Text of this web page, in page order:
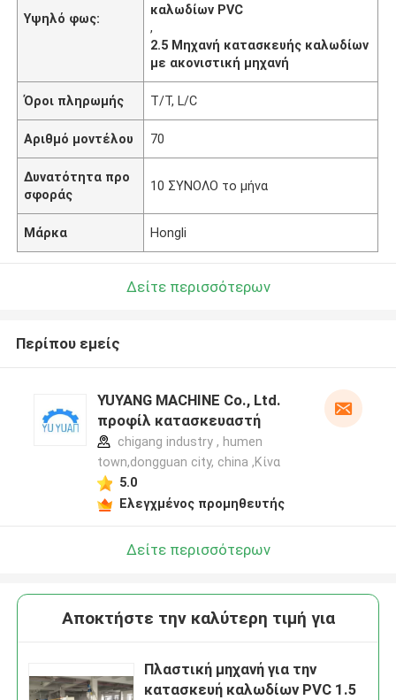
Υψηλό φως:
καλωδίων PVC
,
2.5 Μηχανή κατασκευής καλωδίων
με ακονιστική μηχανή
Όροι πληρωμής T/T, L/C
Αριθμό μοντέλου 70
Δυνατότητα προ
σφοράς
10 ΣΥΝΟΛΟ το μήνα
Μάρκα Hongli
Δείτε περισσότερων
Περίπου εμείς
YUYANG MACHINE Co., Ltd.
προφίλ κατασκευαστή
chigang industry , humen
town,dongguan city, china ,Κίνα
5.0
Ελεγχμένος προμηθευτής
Δείτε περισσότερων
Αποκτήστε την καλύτερη τιμή για
Πλαστική μηχανή για την
κατασκευή καλωδίων PVC 1.5